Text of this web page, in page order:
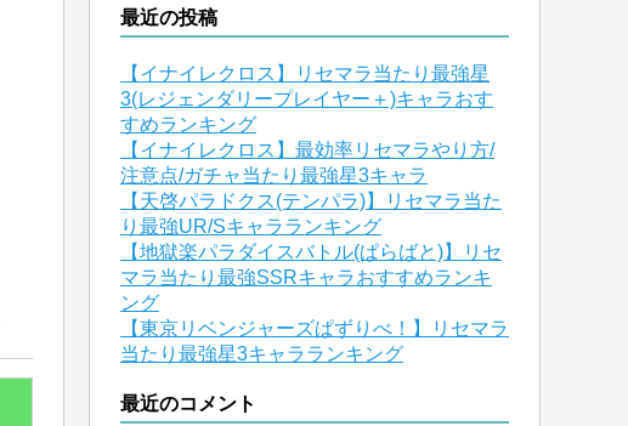
最近の投稿
【イナイレクロス】リセマラ当たり最強星
3(レジェンダリープレイヤー＋)キャラおす
すめランキング
【イナイレクロス】最効率リセマラやり方/
注意点/ガチャ当たり最強星3キャラ
【天啓パラドクス(テンパラ)】リセマラ当た
り最強UR/Sキャラランキング
【地獄楽パラダイスバトル(ぱらばと)】リセ
マラ当たり最強SSRキャラおすすめランキ
ング
【東京リベンジャーズぱずりべ！】リセマラ
当たり最強星3キャラランキング
最近のコメント